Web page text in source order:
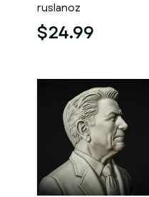
ruslanoz
$24.99